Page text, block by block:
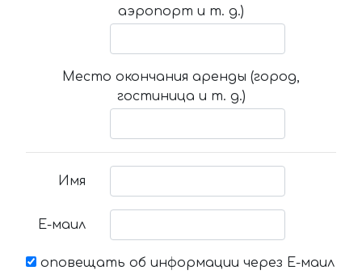
аэропорт и т. д.)
Место окончания аренды (город,
гостиница и т. д.)
Имя
Е-маил
оповещать об информации через Е-маил